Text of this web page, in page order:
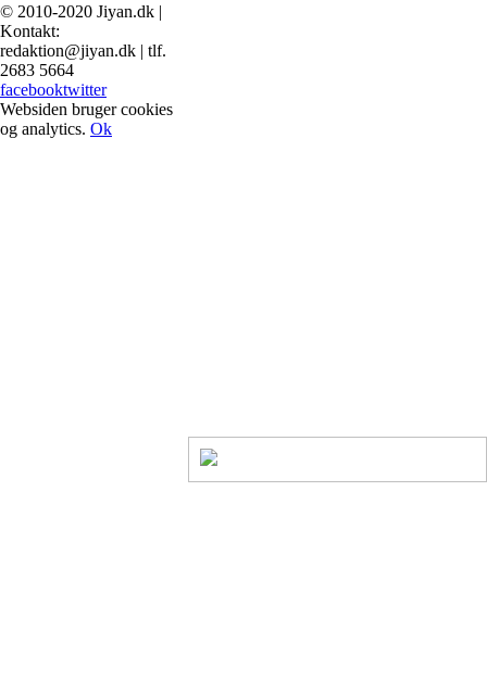
© 2010-2020 Jiyan.dk |
Kontakt:
redaktion@jiyan.dk | tlf.
2683 5664
facebooktwitter
Websiden bruger cookies
og analytics. Ok